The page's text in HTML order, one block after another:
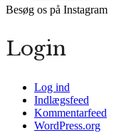
Besøg os på Instagram
Login
Log ind
Indlægsfeed
Kommentarfeed
WordPress.org